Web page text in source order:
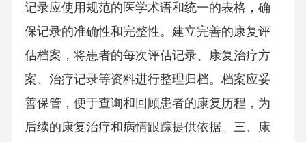
记录应使用规范的医学术语和统一的表格，确
保记录的准确性和完整性。建立完善的康复评
估档案，将患者的每次评估记录、康复治疗方
案、治疗记录等资料进行整理归档。档案应妥
善保管，便于查询和回顾患者的康复历程，为
后续的康复治疗和病情跟踪提供依据。三、康